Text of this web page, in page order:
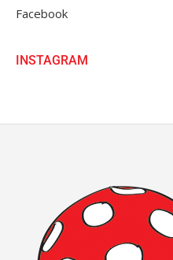
Facebook
INSTAGRAM